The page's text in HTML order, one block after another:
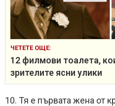
ЧЕТЕТЕ ОЩЕ:
12 филмови тоалета,
зрителите ясни улики
10. Тя е първата жена от